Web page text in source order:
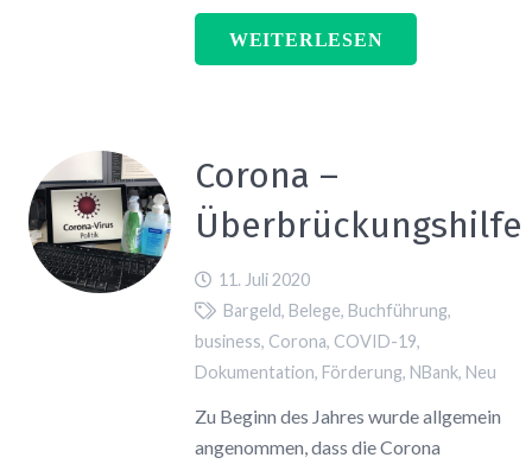
WEITERLESEN
Corona –
Überbrückungshilfe
11. Juli 2020
Bargeld, Belege, Buchführung,
business, Corona, COVID-19,
Dokumentation, Förderung, NBank, Neu
Zu Beginn des Jahres wurde allgemein
angenommen, dass die Corona